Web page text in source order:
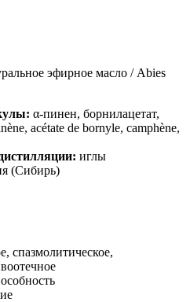
эфирное масло / Abies
α-пинен, борнилацетат,
acétate de bornyle, camphène,
иглы
(Сибирь)
спазмолитическое,